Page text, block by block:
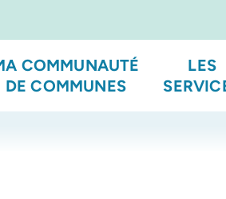
COMMUNAUTÉ
DE COMMUNES
LES